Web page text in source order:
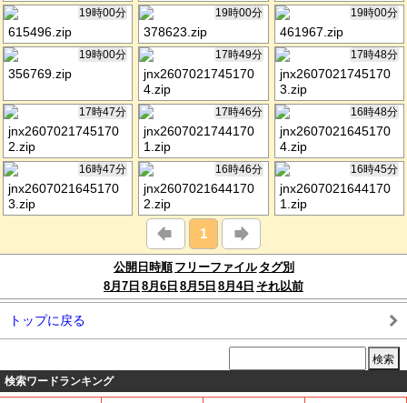
19時00分
615496.zip
19時00分
378623.zip
19時00分
461967.zip
19時00分
356769.zip
17時49分
jnx2607021745170
4.zip
17時48分
jnx2607021745170
3.zip
17時47分
jnx2607021745170
2.zip
17時46分
jnx2607021744170
1.zip
16時48分
jnx2607021645170
4.zip
16時47分
jnx2607021645170
3.zip
16時46分
jnx2607021644170
2.zip
16時45分
jnx2607021644170
1.zip
1
公開日時順 フリーファイル タグ別
8月7日 8月6日 8月5日 8月4日 それ以前
トップに戻る
検索ワードランキング